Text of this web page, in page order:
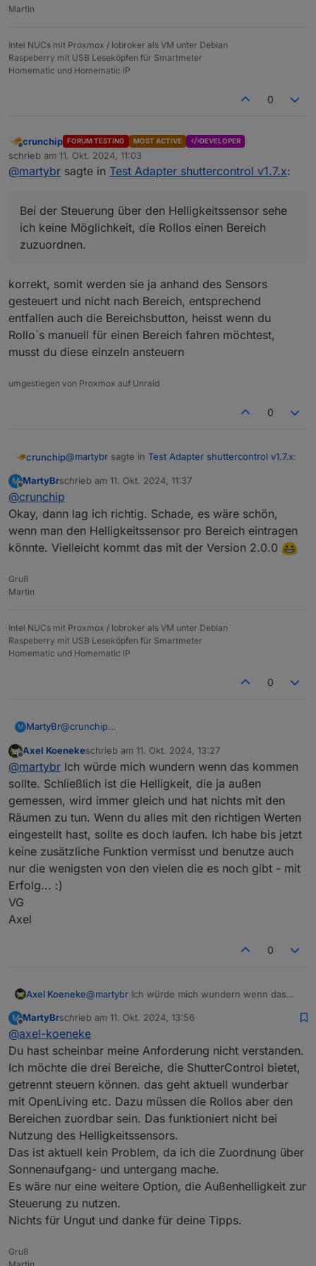
Martin
Intel NUCs mit Proxmox / Iobroker als VM unter Debian
Raspeberry mit USB Leseköpfen für Smartmeter
Homematic und Homematic IP
0
Offline
crunchip FORUM TESTING MOST ACTIVE DEVELOPER
schrieb am 11. Okt. 2024, 11:03
zuletzt editiert von
@martybr sagte in Test Adapter shuttercontrol v1.7.x:
Bei der Steuerung über den Helligkeitssensor sehe
ich keine Möglichkeit, die Rollos einen Bereich
zuzuordnen.
korrekt, somit werden sie ja anhand des Sensors
gesteuert und nicht nach Bereich, entsprechend
entfallen auch die Bereichsbutton, heisst wenn du
Rollo`s manuell für einen Bereich fahren möchtest,
musst du diese einzeln ansteuern
umgestiegen von Proxmox auf Unraid
0
crunchip@martybr sagte in Test Adapter shuttercontrol v1.7.x:
sehe ich keine Möglichkeit, die Rollos einen
Bereich zuzuordnen.
korrekt, somit werden sie ja anhand des Sensors
gesteuert und nicht nach Bereich, entsprechend
entfallen auch die Bereichsbutton, heisst wenn du
M MartyBrschrieb am 11. Okt. 2024, 11:37
zuletzt editiert von
@crunchip
Okay, dann lag ich richtig. Schade, es wäre schön,
wenn man den Helligkeitssensor pro Bereich eintragen
könnte. Vielleicht kommt das mit der Version 2.0.0
Gruß
Martin
Intel NUCs mit Proxmox / Iobroker als VM unter Debian
Raspeberry mit USB Leseköpfen für Smartmeter
Homematic und Homematic IP
0
M MartyBr@crunchip
wenn man den Helligkeitssensor pro Bereich
eintragen könnte. Vielleicht kommt das mit der Version
2.0.0
Offline
Axel Koenekeschrieb am 11. Okt. 2024, 13:27
zuletzt editiert von
@martybr Ich würde mich wundern wenn das kommen
sollte. Schließlich ist die Helligkeit, die ja außen
gemessen, wird immer gleich und hat nichts mit den
Räumen zu tun. Wenn du alles mit den richtigen Werten
eingestellt hast, sollte es doch laufen. Ich habe bis jetzt
keine zusätzliche Funktion vermisst und benutze auch
nur die wenigsten von den vielen die es noch gibt - mit
Erfolg... :)
VG
Axel
0
Axel Koeneke@martybr Ich würde mich wundern wenn das
ja außen gemessen, wird immer gleich und hat
nichts mit den Räumen zu tun. Wenn du alles mit
den richtigen Werten eingestellt hast, sollte es
doch laufen. Ich habe bis jetzt keine zusätzliche
Funktion vermisst und benutze auch nur die
wenigsten von den vielen die es noch gibt - mit
Erfolg... :)
VG
M
Offline
MartyBrschrieb am 11. Okt. 2024, 13:56
zuletzt editiert von
@axel-koeneke
Du hast scheinbar meine Anforderung nicht verstanden.
Ich möchte die drei Bereiche, die ShutterControl bietet,
getrennt steuern können. das geht aktuell wunderbar
mit OpenLiving etc. Dazu müssen die Rollos aber den
Bereichen zuordbar sein. Das funktioniert nicht bei
Nutzung des Helligkeitssensors.
Das ist aktuell kein Problem, da ich die Zuordnung über
Sonnenaufgang- und untergang mache.
Es wäre nur eine weitere Option, die Außenhelligkeit zur
Steuerung zu nutzen.
Nichts für Ungut und danke für deine Tipps.
Gruß